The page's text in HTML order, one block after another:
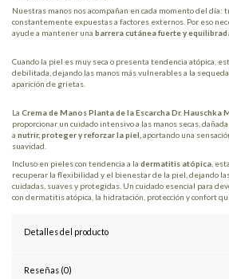
Nuestras manos nos acompañan en cada momento del día:
constantemente expuestas a factores externos. Por eso
ayude a mantener una barrera cutánea fuerte y
Cuando la piel es muy seca o presenta tendencia atópica,
debilitada, dejando las manos más vulnerables a la
aparición de grietas.
La Crema de Manos Planta de la Escarcha Dr. Hauschka
proporcionar un cuidado intensivo a las manos secas,
a nutrir, proteger y reforzar la piel, aportando una
suavidad.
Incluso en pieles con tendencia a la dermatitis atópica ,
recuperar la flexibilidad y el bienestar de la piel, dejando
cuidadas, suaves y protegidas. Un cuidado esencial para
con dermatitis atópica, la hidratación, protección y confort
Detalles del producto
Reseñas (0)